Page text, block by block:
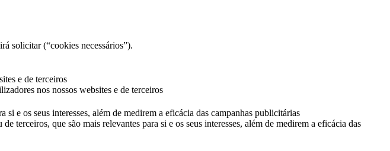
solicitar (“cookies necessários”).
e de terceiros
nos nossos websites e de terceiros
e os seus interesses, além de medirem a eficácia das campanhas publicitárias
terceiros, que são mais relevantes para si e os seus interesses, além de medirem a eficácia das